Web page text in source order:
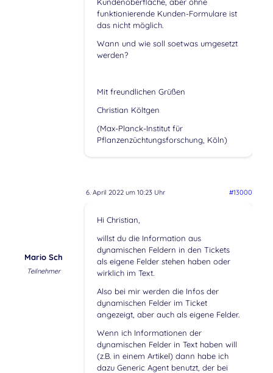
funktionierende Kunden-Formulare ist
das nicht möglich.
Wann und wie soll soetwas umgesetzt
werden?
Mit freundlichen Grüßen
Christian Költgen
(Max-Planck-Institut für
Pflanzenzüchtungsforschung, Köln)
6. April 2022 um 10:23 Uhr #13000
Mario Sch
Teilnehmer
Hi Christian,
willst du die Information aus
dynamischen Feldern in den Tickets
als eigene Felder stehen haben oder
wirklich im Text.
Also bei mir werden die Infos der
dynamischen Felder im Ticket
angezeigt, aber auch als eigene Felder.
Wenn ich Informationen der
dynamischen Felder in Text haben will
(z.B. in einem Artikel) dann habe ich
dazu Generic Agent benutzt, der bei